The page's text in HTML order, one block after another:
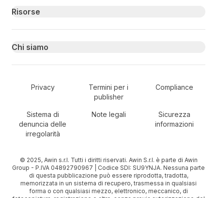
Risorse
Chi siamo
Secondary Footer Navigation
Privacy
Termini per i
publisher
Compliance
Sistema di
denuncia delle
irregolarità
Note legali
Sicurezza
informazioni
© 2025, Awin s.r.l. Tutti i diritti riservati. Awin S.r.l. è parte di Awin
Group - P.IVA 04892790967 | Codice SDI: SU9YNJA. Nessuna parte
di questa pubblicazione può essere riprodotta, tradotta,
memorizzata in un sistema di recupero, trasmessa in qualsiasi
forma o con qualsiasi mezzo, elettronico, meccanico, di